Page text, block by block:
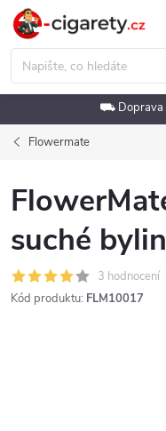
Přejít
obsah
⛟ Doprava
Flowermate
suché
3 hodnocení
Kód produktu: FLM10017